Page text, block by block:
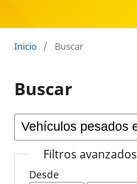
Inicio / Buscar
Buscar
Filtros avanzados
Desde